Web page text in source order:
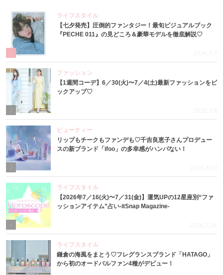
ライフスタイル
【七夕発売】圧倒的ファンタジー！最旬ビジュアルブック
『PECHE 011』の見どころ＆豪華モデルを徹底解説♡
2026.7.7
ファッション
【1週間コーデ】6／30(火)〜7／4(土)最新ファッションをピ
ックアップ♡
2026.7.8
3
ビューティー
リップもチークもファンデも♡千吉良恵子さんプロデュー
スの新ブランド「ifoo」の多幸感がハンパない！
2026.7.10
ライフスタイル
【2026年7／16(火)〜7／31(金)】運気UPの12星座別“ファ
ッションアイテム”占い-itSnap Magazine-
2026.7.16
ライフスタイル
鎌倉の海風をまとう♡フレグランスブランド「HATAGO」
から初のオードパルファン4種がデビュー！